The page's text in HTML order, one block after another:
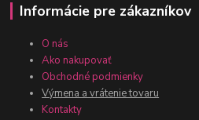
Informácie pre zákazníkov
O nás
Ako nakupovať
Obchodné podmienky
Výmena a vrátenie tovaru
Kontakty